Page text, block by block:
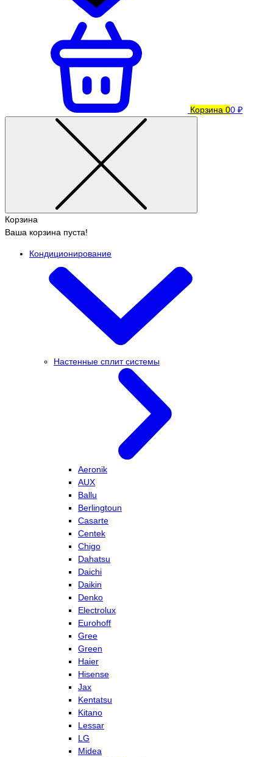
Корзина 00 ₽
Корзина
Ваша корзина пуста!
Кондиционирование
Настенные сплит системы
Aeronik
AUX
Ballu
Berlingtoun
Casarte
Centek
Chigo
Dahatsu
Daichi
Daikin
Denko
Electrolux
Eurohoff
Gree
Green
Haier
Hisense
Jax
Kentatsu
Kitano
Lessar
LG
Midea